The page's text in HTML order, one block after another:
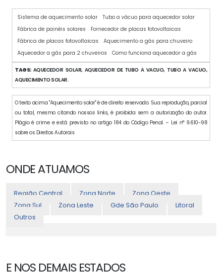
Sistema de aquecimento solar
Tubo a vácuo para aquecedor solar
Fábrica de painéis solares
Fornecedor de placas fotovoltaicas
Fábrica de placas fotovoltaicas
Aquecimento a gás para chuveiro
Aquecedor a gás para 2 chuveiros
Como funciona aquecedor a gás
TAGS:AQUECEDOR SOLAR, AQUECEDOR DE TUBO A VACUO, TUBO A VACUO,
AQUECIMENTO SOLAR.
O texto acima "Aquecimento solar" é de direito reservado. Sua reprodução, parcial
ou total, mesmo citando nossos links, é proibida sem a autorização do autor.
Plágio é crime e está previsto no artigo 184 do Código Penal. – Lei n° 9.610-98
sobre os Direitos Autorais
ONDE ATUAMOS
Região Central Zona Norte
Zona Oeste
Zona Sul
Zona Leste Gde São Paulo
Litoral
Outros
E NOS DEMAIS ESTADOS